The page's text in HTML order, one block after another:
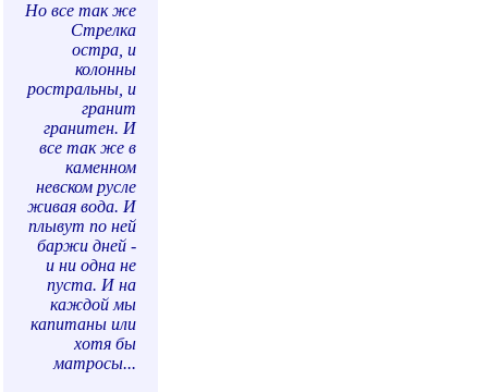
Но все так же
Стрелка
остра, и
колонны
ростральны, и
гранит
гранитен. И
все так же в
каменном
невском русле
живая вода. И
плывут по ней
баржи дней -
и ни одна не
пуста. И на
каждой мы
капитаны или
хотя бы
матросы...